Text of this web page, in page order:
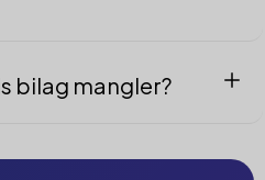
bilag mangler?